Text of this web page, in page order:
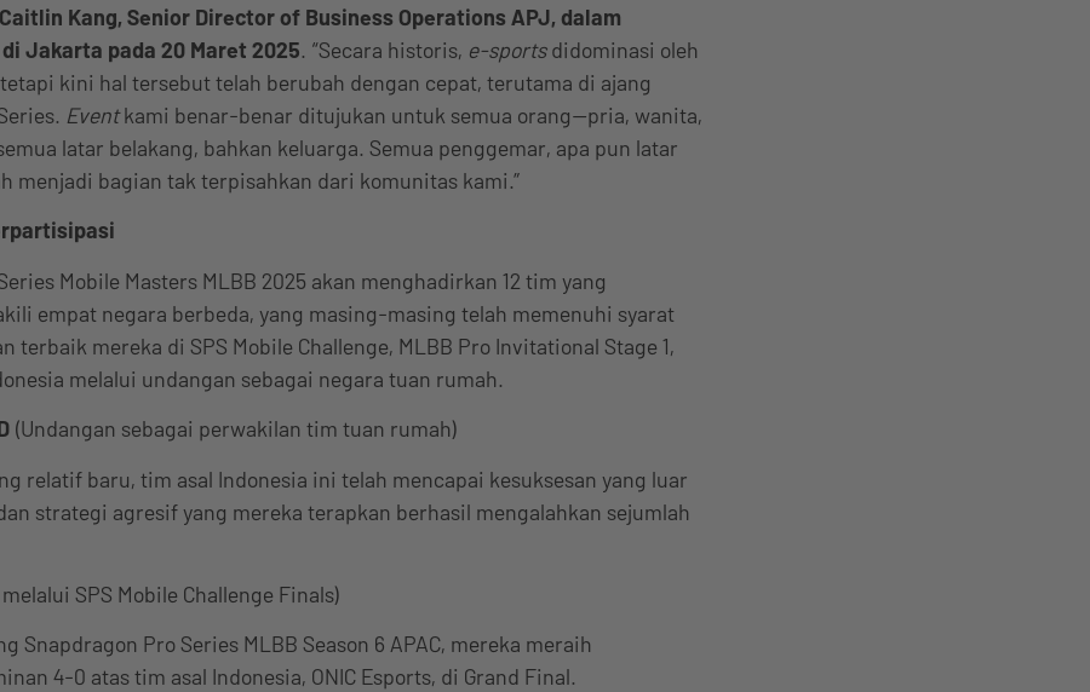
Caitlin Kang, Senior Director of Business Operations APJ, dalam
Jakarta pada 20 Maret 2025. “Secara historis, e-sportsdidominasi oleh
kini hal tersebut telah berubah dengan cepat, terutama di ajang
Eventkami benar-benar ditujukan untuk semua orang—pria, wanita,
latar belakang, bahkan keluarga. Semua penggemar, apa pun latar
menjadi bagian tak terpisahkan dari komunitas kami.”
Mobile Masters MLBB 2025 akan menghadirkan 12 tim yang
empat negara berbeda, yang masing-masing telah memenuhi syarat
terbaik mereka di SPS Mobile Challenge, MLBB Pro Invitational Stage 1,
melalui undangan sebagai negara tuan rumah.
(Undangan sebagai perwakilan tim tuan rumah)
relatif baru, tim asal Indonesia ini telah mencapai kesuksesan yang luar
strategi agresif yang mereka terapkan berhasil mengalahkan sejumlah
SPS Mobile Challenge Finals)
Snapdragon Pro Series MLBB Season 6 APAC, mereka meraih
4-0 atas tim asal Indonesia, ONIC Esports, di Grand Final.